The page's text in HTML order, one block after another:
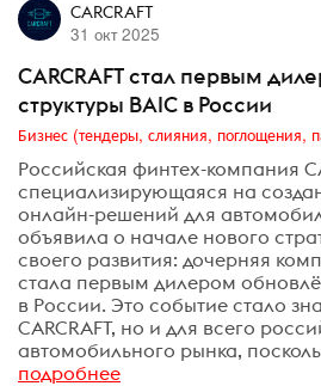
CARCRAFT
31 окт 2025
CARCRAFT стал первым
структуры BAIC в России
Российская финтех-компания
специализирующаяся на
онлайн-решений для
объявила о начале нового
своего развития: дочерняя
стала первым дилером
в России. Это событие стало
CARCRAFT, но и для всего
автомобильного рынка,
подробнее